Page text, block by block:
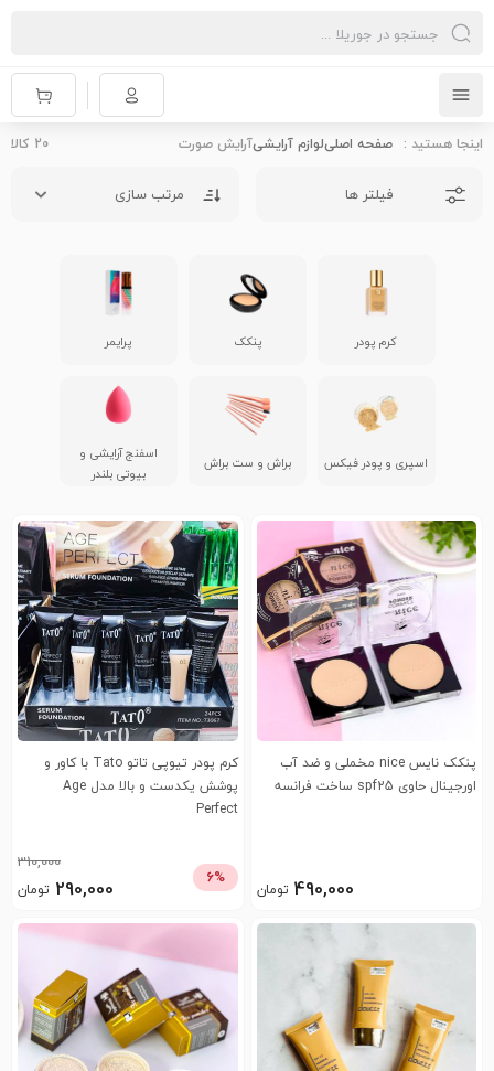
اینجا هستید : صفحه اصلیلوازم آرایشیآرایش صورت 20 کالا
فیلتر ها
کرم پودر پنکک پرایمر
اسپری و پودر فیکس براش و ست براش
اسفنج آرایشی و
بیوتی بلندر
پنکک نایس nice مخملی و ضد آب
اورجینال حاوی spf25 ساخت فرانسه
490,000 تومان
کرم پودر تیوپی تاتو Tato با کاور و
پوشش یکدست و بالا مدل Age
Perfect
310,000
290,000 تومان 6%